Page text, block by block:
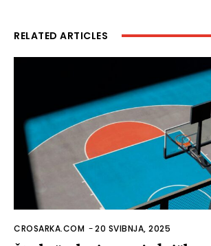
RELATED ARTICLES
CROSARKA.COM -20 SVIBNJA, 2025